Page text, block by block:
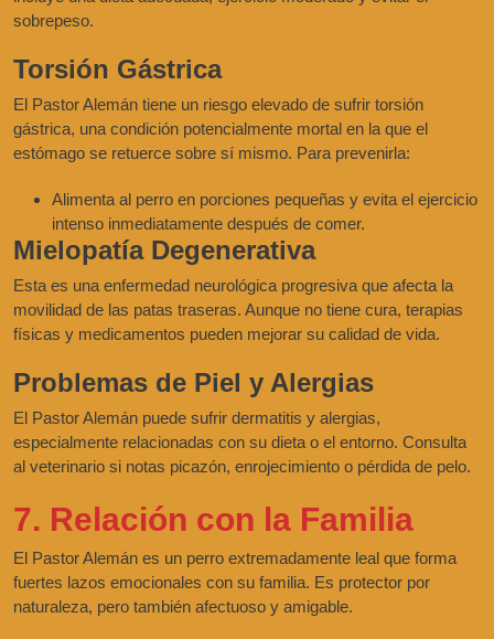
sobrepeso.
Torsión Gástrica
El Pastor Alemán tiene un riesgo elevado de sufrir torsión
gástrica, una condición potencialmente mortal en la que el
estómago se retuerce sobre sí mismo. Para prevenirla:
Alimenta al perro en porciones pequeñas y evita el ejercicio
intenso inmediatamente después de comer.
Mielopatía Degenerativa
Esta es una enfermedad neurológica progresiva que afecta la
movilidad de las patas traseras. Aunque no tiene cura, terapias
físicas y medicamentos pueden mejorar su calidad de vida.
Problemas de Piel y Alergias
El Pastor Alemán puede sufrir dermatitis y alergias,
especialmente relacionadas con su dieta o el entorno. Consulta
al veterinario si notas picazón, enrojecimiento o pérdida de pelo.
7. Relación con la Familia
El Pastor Alemán es un perro extremadamente leal que forma
fuertes lazos emocionales con su familia. Es protector por
naturaleza, pero también afectuoso y amigable.